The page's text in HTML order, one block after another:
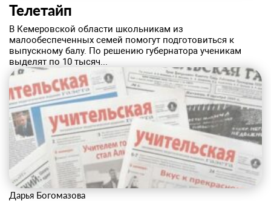
Телетайп
В Кемеровской области школьникам из
малообеспеченных семей помогут подготовиться к
выпускному балу. По решению губернатора ученикам
выделят по 10 тысяч...
Дарья Богомазова